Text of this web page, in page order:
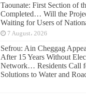
Taounate: First Section of
Completed… Will the
Waiting for Users of
7 August، 2026
Sefrou: Ain Cheggag
After 15 Years Without
Network… Residents Call
Solutions to Water and